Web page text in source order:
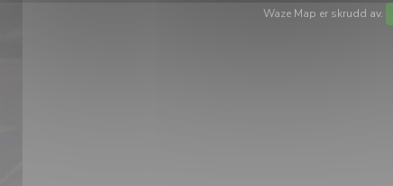
Waze Map er skrudd av.